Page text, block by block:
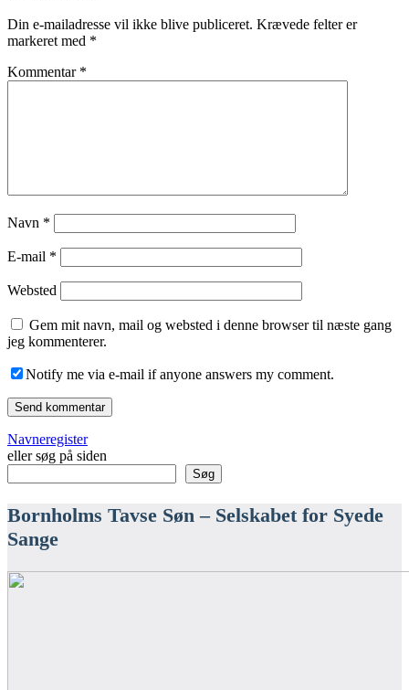
Din e-mailadresse vil ikke blive publiceret. Krævede felter er
markeret med *
Kommentar *
Navn *
E-mail *
Websted
Gem mit navn, mail og websted i denne browser til næste gang
jeg kommenterer.
Notify me via e-mail if anyone answers my comment.
Navneregister
eller søg på siden
Søg
Bornholms Tavse Søn – Selskabet for Syede
Sange